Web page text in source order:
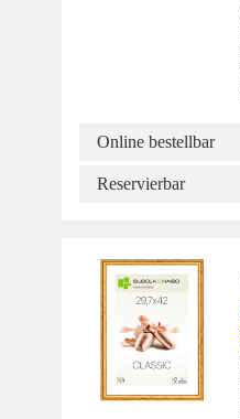
Online bestellbar
Reservierbar